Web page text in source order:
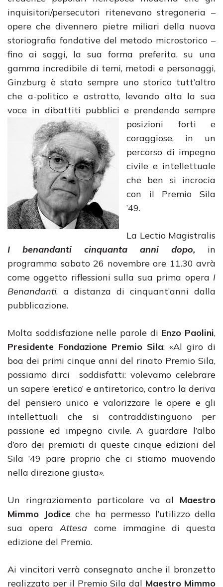
inquisitori/persecutori ritenevano stregoneria –
opere che divennero pietre miliari della nuova
storiografia fondative del metodo microstorico –
fino ai saggi, la sua forma preferita, su una
gamma incredibile di temi, metodi e personaggi,
Ginzburg è stato sempre uno storico tutt’altro
che a-politico e astratto, levando alta la sua
voce in dibattiti pubblici e prendendo sempre
posizioni forti e
coraggiose, in un
percorso di impegno
civile e intellettuale
che ben si incrocia
con il Premio Sila
’49.
La Lectio Magistralis
I benandanti cinquanta anni dopo, in
programma sabato 26 novembre ore 11.30 avrà
come oggetto riflessioni sulla sua prima opera I
Benandanti, a distanza di cinquant’anni dalla
pubblicazione.
Molta soddisfazione nelle parole di Enzo Paolini,
Presidente Fondazione Premio Sila: «Al giro di
boa dei primi cinque anni del rinato Premio Sila,
possiamo dirci soddisfatti: volevamo celebrare
un sapere ‘eretico’ e antiretorico, contro la deriva
del pensiero unico e valorizzare le opere e gli
intellettuali che si contraddistinguono per
passione ed impegno civile. A guardare l’albo
d’oro dei premiati di queste cinque edizioni del
Sila ’49 pare proprio che ci stiamo muovendo
nella direzione giusta».
Un ringraziamento particolare va al Maestro
Mimmo Jodice che ha permesso l’utilizzo della
sua operaAttesa come immagine di questa
edizione del Premio.
Ai vincitori verrà consegnato anche il bronzetto
realizzato per il Premio Sila dal Maestro Mimmo